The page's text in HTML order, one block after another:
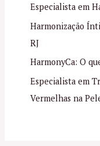
Especialista em
Harmonização
RJ
HarmonyCa: O
Especialista em
Vermelhas na